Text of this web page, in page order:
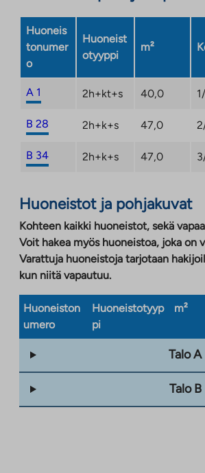
Huoneis
tonumer
o
Huoneist
otyyppi
m²
A 1 2h+kt+s 40,0
B 28 2h+k+s 47,0
B 34 2h+k+s 47,0
Huoneistot ja pohjakuvat
Kohteen kaikki huoneistot, sekä
Voit hakea myös huoneistoa, joka on
Varattuja huoneistoja tarjotaan
kun niitä vapautuu.
Huoneiston
umero
Huoneistotyyp
pi
m²
Talo A
Talo B